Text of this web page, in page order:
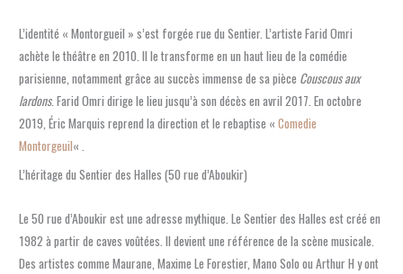
L’identité « Montorgueil » s’est forgée rue du Sentier. L’artiste Farid Omri
achète le théâtre en 2010. Il le transforme en un haut lieu de la comédie
parisienne, notamment grâce au succès immense de sa pièce Couscous aux
lardons. Farid Omri dirige le lieu jusqu’à son décès en avril 2017. En octobre
2019, Éric Marquis reprend la direction et le rebaptise «Comedie
Montorgeuil« .
L’héritage du Sentier des Halles (50 rue d’Aboukir)
Le 50 rue d’Aboukir est une adresse mythique. Le Sentier des Halles est créé en
1982 à partir de caves voûtées. Il devient une référence de la scène musicale.
Des artistes comme Maurane, Maxime Le Forestier, Mano Solo ou Arthur H y ont